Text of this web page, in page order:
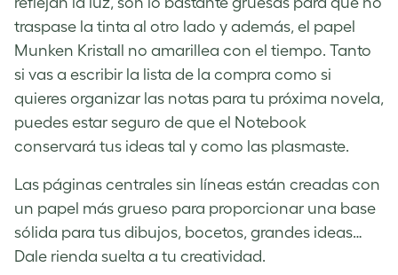
traspase la tinta al otro lado y además, el papel
Munken Kristall no amarillea con el tiempo. Tanto
si vas a escribir la lista de la compra como si
quieres organizar las notas para tu próxima novela,
puedes estar seguro de que el Notebook
conservará tus ideas tal y como las plasmaste.
Las páginas centrales sin líneas están creadas con
un papel más grueso para proporcionar una base
sólida para tus dibujos, bocetos, grandes ideas…
Dale rienda suelta a tu creatividad.